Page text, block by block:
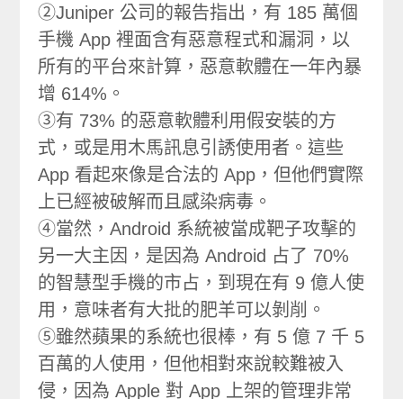
②Juniper 公司的報告指出，有 185 萬個
手機 App 裡面含有惡意程式和漏洞，以
所有的平台來計算，惡意軟體在一年內暴
增 614%。
③有 73% 的惡意軟體利用假安裝的方
式，或是用木馬訊息引誘使用者。這些
App 看起來像是合法的 App，但他們實際
上已經被破解而且感染病毒。
④當然，Android 系統被當成靶子攻擊的
另一大主因，是因為 Android 占了 70%
的智慧型手機的市占，到現在有 9 億人使
用，意味者有大批的肥羊可以剝削。
⑤雖然蘋果的系統也很棒，有 5 億 7 千 5
百萬的人使用，但他相對來說較難被入
侵，因為 Apple 對 App 上架的管理非常